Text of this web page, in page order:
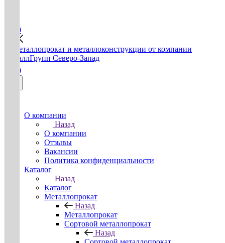
0
0
О компании
Назад
О компании
Отзывы
Вакансии
Политика конфиденциальности
Каталог
Назад
Каталог
Металлопрокат
Назад
Металлопрокат
Сортовой металлопрокат
Назад